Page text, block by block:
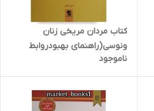
کتاب مردان مریخی زنان
ونوسی(راهنمای بهبودروابط
زناشویی)
ناموجود